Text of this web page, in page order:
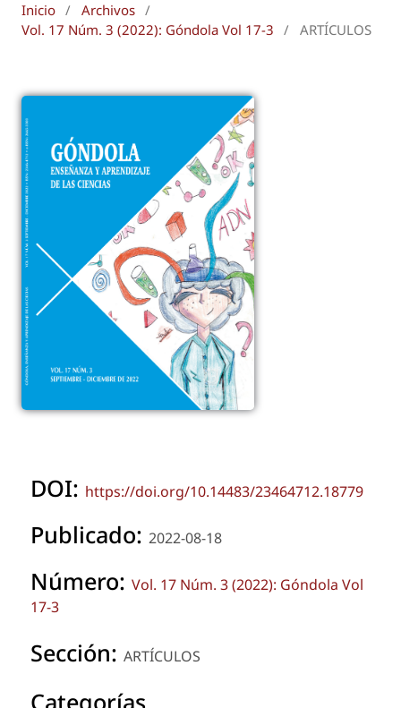
Inicio / Archivos /
Vol. 17 Núm. 3 (2022): Góndola Vol 17-3
/ ARTÍCULOS
DOI: https://doi.org/10.14483/23464712.18779
Publicado: 2022-08-18
Número: Vol. 17 Núm. 3 (2022): Góndola Vol
17-3
Sección: ARTÍCULOS
Categorías